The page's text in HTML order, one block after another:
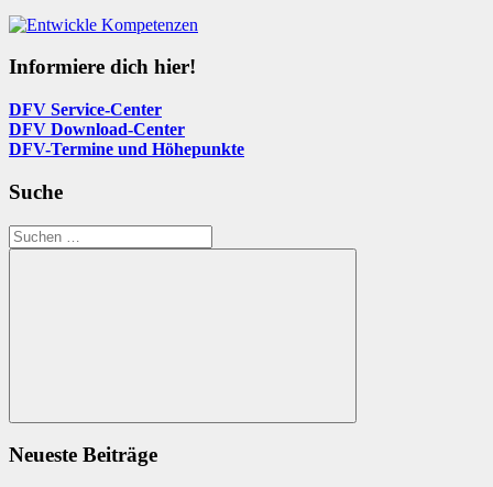
Informiere dich hier!
DFV Service-Center
DFV Download-Center
DFV-Termine und Höhepunkte
Suche
Suchen
nach:
Suchen
Neueste Beiträge